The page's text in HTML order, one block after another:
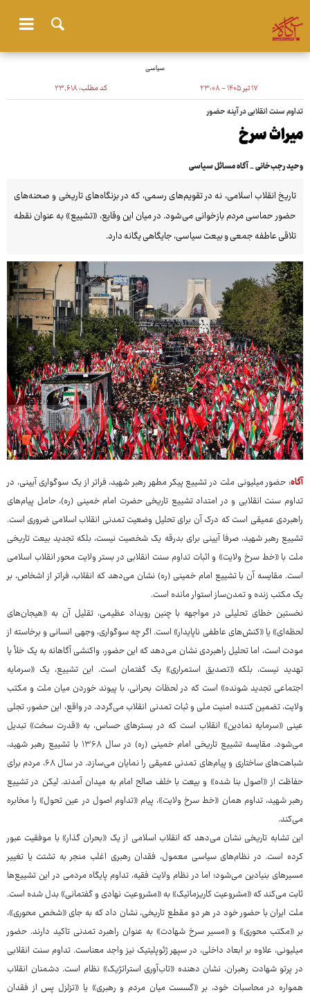
سیاسی
۱۷ تیر ۱۴۰۵ - ۲۳:۰۸ کد مطلب:۲۳٬۶۱۸
تداوم سنت انقلابی در آینه حضور
میراث سرخ
وحید رجب‌خانی _ آگاه مسائل سیاسی
تاریخ انقلاب اسلامی، نه در تقویم‌های رسمی، که در بزنگاه‌های تاریخی و صحنه‌های
حضور حماسی مردم بازخوانی می‌شود. در میان این وقایع، «تشییع» به عنوان نقطه
تلاقی عاطفه جمعی و بیعت سیاسی، جایگاهی یگانه دارد.
آگاه: حضور میلیونی ملت در تشییع پیکر مطهر رهبر شهید، فراتر از یک سوگواری آیینی، در
تداوم سنت انقلابی و در امتداد تشییع تاریخی حضرت امام خمینی (ره)، حامل پیام‌های
راهبردی عمیقی است که درک آن برای تحلیل وضعیت تمدنی انقلاب اسلامی ضروری است.
تشییع رهبر شهید، صرفا آیینی برای بدرقه یک شخصیت نیست، بلکه تجدید بیعت تاریخی
ملت با «خط سرخ ولایت» و اثبات تداوم سنت انقلابی در بستر ولایت محور انقلاب اسلامی
است. مقایسه آن با تشییع امام خمینی (ره) نشان می‌دهد که انقلاب، فراتر از اشخاص، بر
یک مکتب زنده و تمدن‌ساز استوار مانده است.
نخستین خطای تحلیلی در مواجهه با چنین رویداد عظیمی، تقلیل آن به «هیجان‌های
لحظه‌ای» یا «کنش‌های عاطفی ناپایدار» است. اگر چه سوگواری، وجهی انسانی و برخاسته از
مودت است، اما تحلیل راهبردی نشان می‌دهد که این حضور، واکنشی آگاهانه به یک خلأ یا
تهدید نیست، بلکه «تصدیق استمراری» یک گفتمان است. این تشییع، یک «سرمایه
اجتماعی تجدید شونده» است که در لحظات بحرانی، با پیوند خوردن میان ملت و مکتب
ولایت، تضمین کننده امنیت ملی و ثبات تمدنی انقلاب می‌گردد. در واقع، این حضور، تجلی
عینی «سرمایه نمادین» انقلاب است که در بسترهای حساس، به «قدرت سخت» تبدیل
می‌شود. مقایسه تشییع تاریخی امام خمینی (ره) در سال ۱۳۶۸ با تشییع رهبر شهید،
شباهت‌های ساختاری و پیام‌های تمدنی عمیقی را نمایان می‌سازد. در سال ۶۸، مردم برای
حفاظت از «اصول بنا شده» و بیعت با خلف صالح امام به میدان آمدند. لیکن در تشییع
رهبر شهید، تداوم همان «خط سرخ ولایت»، پیام «تداوم اصول در عین تحول» را مخابره
می‌کند.
این تشابه تاریخی نشان می‌دهد که انقلاب اسلامی از یک «بحران گذار» با موفقیت عبور
کرده است. در نظام‌های سیاسی معمول، فقدان رهبری اغلب منجر به تشتت یا تغییر
مسیرهای بنیادین می‌شود؛ اما در نظام ولایت فقیه، تداوم پایگاه مردمی در این تشییع‌ها
ثابت می‌کند که «مشروعیت کاریزماتیک» به «مشروعیت نهادی و گفتمانی» بدل شده است.
ملت ایران با حضور خود در هر دو مقطع تاریخی، نشان داد که به جای «شخص محوری»،
بر «مکتب محوری» و «مسیر سرخ شهادت» به عنوان راهبرد تمدنی تاکید دارند. حضور
میلیونی، علاوه بر ابعاد داخلی، در سپهر ژئوپلیتیک نیز واجد معناست. تداوم سنت انقلابی
در پرتو شهادت رهبران، نشان دهنده «تاب‌آوری استراتژیک» نظام است. دشمنان انقلاب
همواره در محاسبات خود، بر «گسست میان مردم و رهبری» یا «تزلزل پس از فقدان